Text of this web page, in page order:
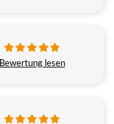
Bewertung lesen